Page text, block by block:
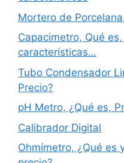
Mortero de
Capacimetro, Qué
características…
Tubo Condensador
Precio?
pH Metro, ¿Qué es,
Calibrador Digital
Ohmímetro, ¿Qué es